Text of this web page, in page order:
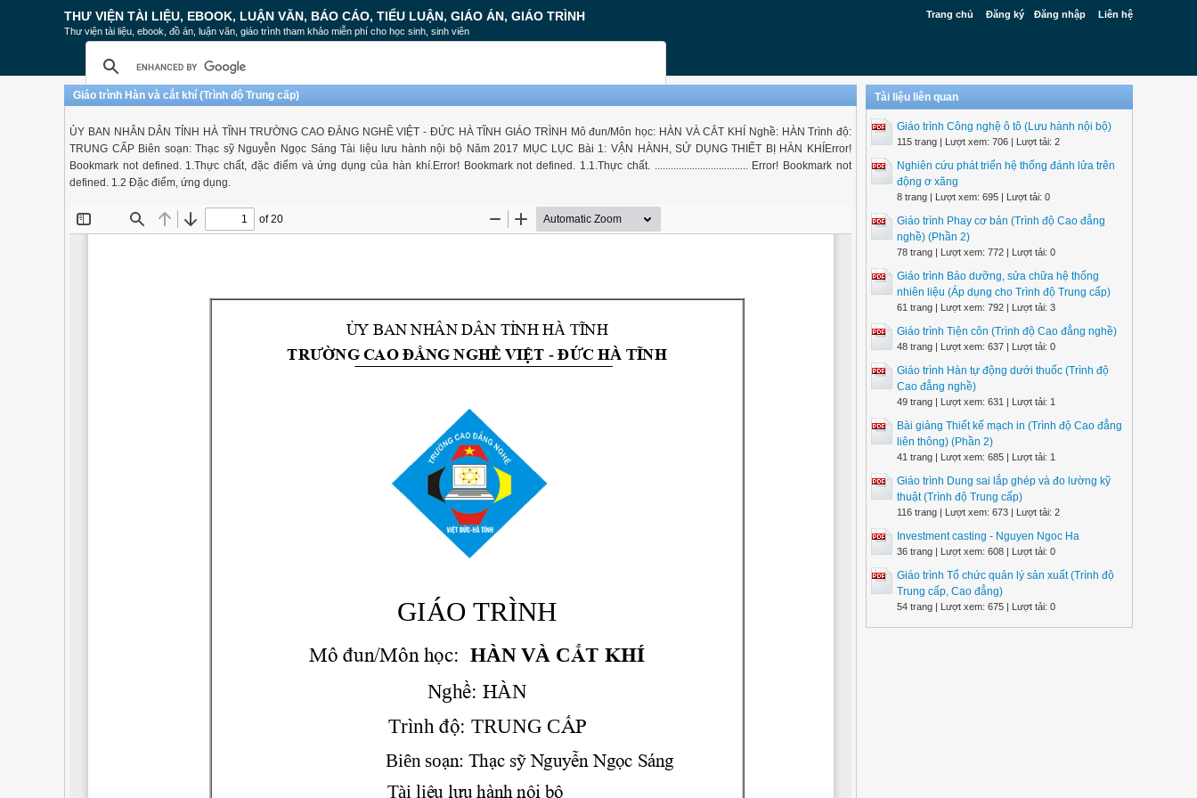
Trang chủ Đăng ký Đăng nhập Liên hệ
THƯ VIỆN TÀI LIỆU, EBOOK, LUẬN VĂN, BÁO CÁO, TIỂU LUẬN, GIÁO ÁN, GIÁO TRÌNH
Thư viện tài liệu, ebook, đồ án, luận văn, giáo trình tham khảo miễn phí cho học sinh, sinh viên
Giáo trình Hàn và cắt khí (Trình độ Trung cấp)
ỦY BAN NHÂN DÂN TỈNH HÀ TĨNH TRƯỜNG CAO ĐẲNG NGHỀ VIỆT - ĐỨC HÀ TĨNH GIÁO TRÌNH Mô đun/Môn học: HÀN VÀ CẮT KHÍ Nghề: HÀN Trình độ:
TRUNG CẤP Biên soạn: Thạc sỹ Nguyễn Ngọc Sáng Tài liệu lưu hành nội bộ Năm 2017 MỤC LỤC Bài 1: VẬN HÀNH, SỬ DỤNG THIẾT BỊ HÀN KHÍError!
Bookmark not defined. 1.Thực chất, đặc điểm và ứng dụng của hàn khí.Error! Bookmark not defined. 1.1.Thực chất. ................................... Error! Bookmark not
defined. 1.2 Đặc điểm, ứng dụng.
Tài liệu liên quan
Giáo trình Công nghệ ô tô (Lưu hành nội bộ)
115 trang | Lượt xem: 706 | Lượt tải: 2
Nghiên cứu phát triển hệ thống đánh lửa trên
động ơ xăng
8 trang | Lượt xem: 695 | Lượt tải: 0
Giáo trình Phay cơ bản (Trình độ Cao đẳng
nghề) (Phần 2)
78 trang | Lượt xem: 772 | Lượt tải: 0
Giáo trình Bảo dưỡng, sửa chữa hệ thống
nhiên liệu (Áp dụng cho Trình độ Trung cấp)
61 trang | Lượt xem: 792 | Lượt tải: 3
Giáo trình Tiện côn (Trình độ Cao đẳng nghề)
48 trang | Lượt xem: 637 | Lượt tải: 0
Giáo trình Hàn tự động dưới thuốc (Trình độ
Cao đẳng nghề)
49 trang | Lượt xem: 631 | Lượt tải: 1
Bài giảng Thiết kế mạch in (Trình độ Cao đẳng
liên thông) (Phần 2)
41 trang | Lượt xem: 685 | Lượt tải: 1
Giáo trình Dung sai lắp ghép và đo lường kỹ
thuật (Trình độ Trung cấp)
116 trang | Lượt xem: 673 | Lượt tải: 2
Investment casting - Nguyen Ngoc Ha
36 trang | Lượt xem: 608 | Lượt tải: 0
Giáo trình Tổ chức quản lý sản xuất (Trình độ
Trung cấp, Cao đẳng)
54 trang | Lượt xem: 675 | Lượt tải: 0